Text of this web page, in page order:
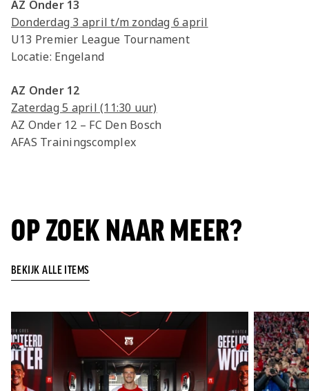
AZ Onder 13
Donderdag 3 april t/m zondag 6 april
U13 Premier League Tournament
Locatie: Engeland
AZ Onder 12
Zaterdag 5 april (11:30 uur)
AZ Onder 12 – FC Den Bosch
AFAS Trainingscomplex
OP ZOEK NAAR MEER?
BEKIJK ALLE ITEMS